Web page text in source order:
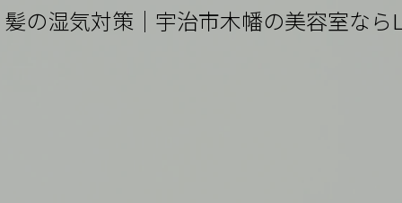
髪の湿気対策｜宇治市木幡の美容室な